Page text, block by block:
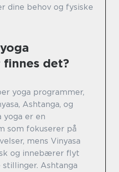
dine behov og fysiske
det?
yoga programmer,
Ashtanga, og
yoga er en
som fokuserer på
mens Vinyasa
og innebærer flyt
Ashtanga